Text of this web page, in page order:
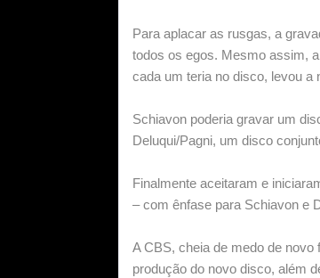
Para aplacar as rusgas, a
todos os egos. Mesmo assim,
cada um teria no disco, levou
Schiavon poderia gravar um
Deluqui/Pagni, um disco
Finalmente aceitaram e
– com ênfase para Schiavon e
A CBS, cheia de medo de
produção do novo disco, além